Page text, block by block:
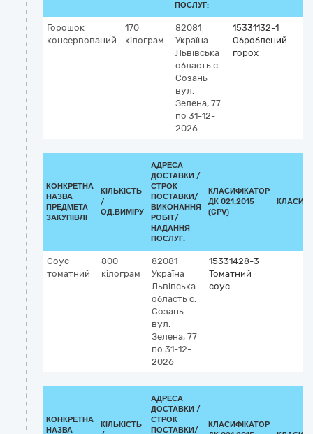
ПОСЛУГ:
Горошок
консервований
170
кілограм
82081
Україна
Львівська
область с.
Созань
вул.
Зелена, 77
по 31-12-
2026
15331132-1
Оброблений
горох
КОНКРЕТНА
НАЗВА
ПРЕДМЕТА
ЗАКУПІВЛІ
КІЛЬКІСТЬ
/
ОД.ВИМІРУ
АДРЕСА
ДОСТАВКИ /
СТРОК
ПОСТАВКИ/
ВИКОНАННЯ
РОБІТ/
НАДАННЯ
ПОСЛУГ:
КЛАСИФІКАТОР
ДК 021:2015
(CPV)
Соус
томатний
800
кілограм
82081
Україна
Львівська
область с.
Созань
вул.
Зелена, 77
по 31-12-
2026
15331428-3
Томатний
соус
КОНКРЕТНА
НАЗВА
КІЛЬКІСТЬ
АДРЕСА
ДОСТАВКИ /
СТРОК
ПОСТАВКИ/
КЛАСИФІКАТОР